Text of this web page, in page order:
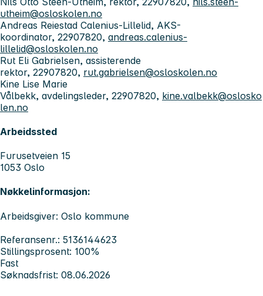
utheim@osloskolen.no
Andreas Reiestad Calenius-Lillelid, AKS-
koordinator, 22907820, andreas.calenius-
lillelid@osloskolen.no
Rut Eli Gabrielsen, assisterende
rektor, 22907820, rut.gabrielsen@osloskolen.no
Kine Lise Marie
Vålbekk, avdelingsleder, 22907820, kine.valbekk@oslosko
len.no
Arbeidssted
Furusetveien 15
1053 Oslo
Nøkkelinformasjon:
Arbeidsgiver: Oslo kommune
Referansenr.: 5136144623
Stillingsprosent: 100%
Fast
Søknadsfrist: 08.06.2026